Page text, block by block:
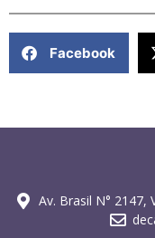
Facebook
Av. Brasil N° 2147,